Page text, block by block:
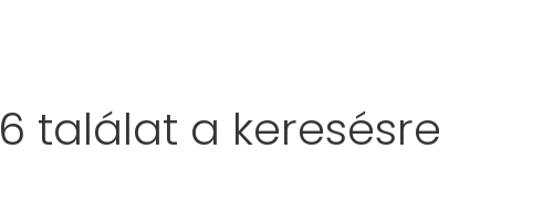
6 találat a keresésre